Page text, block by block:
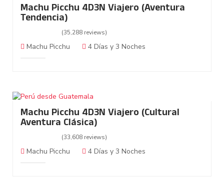
Machu Picchu 4D3N Viajero (Aventura
Tendencia)
(35,288 reviews)
Machu Picchu 4 Días y 3 Noches
Machu Picchu 4D3N Viajero (Cultural
Aventura Clásica)
(33,608 reviews)
Machu Picchu 4 Días y 3 Noches